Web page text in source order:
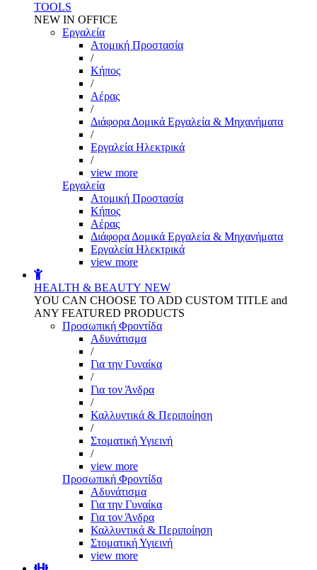
TOOLS
NEW IN OFFICE
Εργαλεία
Aτομική Προστασία
/
Kήπος
/
Αέρας
/
Διάφορα Δομικά Εργαλεία & Μηχανήματα
/
Εργαλεία Ηλεκτρικά
/
view more
Εργαλεία
Aτομική Προστασία
Kήπος
Αέρας
Διάφορα Δομικά Εργαλεία & Μηχανήματα
Εργαλεία Ηλεκτρικά
view more
HEALTH & BEAUTY NEW
YOU CAN CHOOSE TO ADD CUSTOM TITLE and
ANY FEATURED PRODUCTS
Προσωπική Φροντίδα
Αδυνάτισμα
/
Για την Γυναίκα
/
Για τον Άνδρα
/
Καλλυντικά & Περιποίηση
/
Στοματική Υγιεινή
/
view more
Προσωπική Φροντίδα
Αδυνάτισμα
Για την Γυναίκα
Για τον Άνδρα
Καλλυντικά & Περιποίηση
Στοματική Υγιεινή
view more